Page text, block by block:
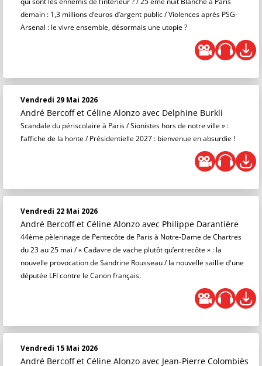
demain : 1,3 millions d’euros d’argent public / Violences après PSG-
Arsenal : le vivre ensemble, désormais une utopie ?
Vendredi 29 Mai 2026
André Bercoff et Céline Alonzo avec Delphine Burkli
Scandale du périscolaire à Paris / Sionistes hors de notre ville » :
l’affiche de la honte / Présidentielle 2027 : bienvenue en absurdie !
Vendredi 22 Mai 2026
André Bercoff et Céline Alonzo avec Philippe Darantière
44ème pèlerinage de Pentecôte de Paris à Notre-Dame de Chartres
du 23 au 25 mai / « Cadavre de vache plutôt qu’entrecôte » : la
nouvelle provocation de Sandrine Rousseau / la nouvelle saillie d'une
députée LFI contre le Canon français.
Vendredi 15 Mai 2026
André Bercoff et Céline Alonzo avec Jean-Pierre Colombiès